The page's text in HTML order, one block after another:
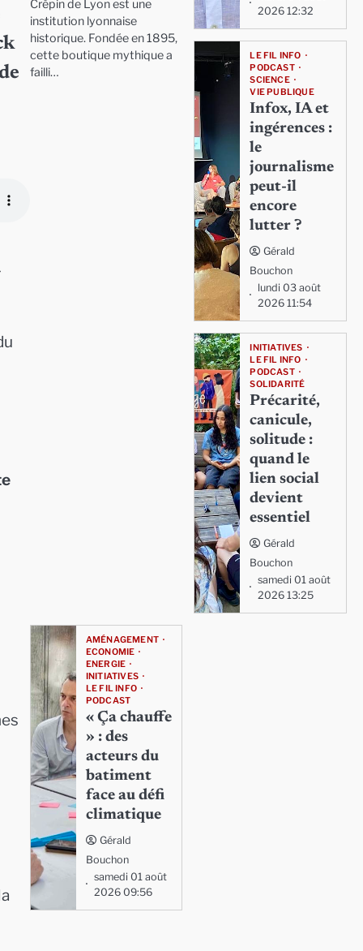
Crépin de Lyon est une
institution lyonnaise
historique. Fondée en 1895,
cette boutique mythique a
failli…
2026 12:32
LE FIL INFO
PODCAST
SCIENCE
VIE PUBLIQUE
Infox, IA et
ingérences :
le
journalisme
peut-il
encore
lutter ?
Gérald
Bouchon
lundi 03 août
2026 11:54
INITIATIVES
LE FIL INFO
PODCAST
SOLIDARITÉ
Précarité,
canicule,
solitude :
quand le
lien social
devient
essentiel
Gérald
Bouchon
samedi 01 août
2026 13:25
AMÉNAGEMENT
ECONOMIE
ENERGIE
INITIATIVES
LE FIL INFO
PODCAST
« Ça chauffe
» : des
acteurs du
batiment
face au défi
climatique
Gérald
Bouchon
samedi 01 août
2026 09:56